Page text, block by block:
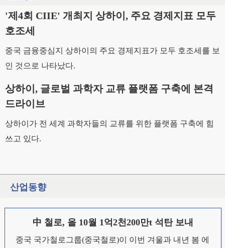
'제4회 CIIE' 개최지 상하이, 주요 경제지표 모두
호조세
중국 금융중심지 상하이의 주요 경제지표가 모두 호조세를 보
인 것으로 나타났다.
상하이, 글로벌 과학자 교류 플랫폼 구축에 본격
드라이브
상하이가 전 세계 과학자들의 교류를 위한 플랫폼 구축에 힘
쓰고 있다.
산업동향
中 철로, 올 10월 1억2천200만t 석탄 보내
중국 국가철로그룹(중국철로)이 이번 겨울과 내년 봄 에